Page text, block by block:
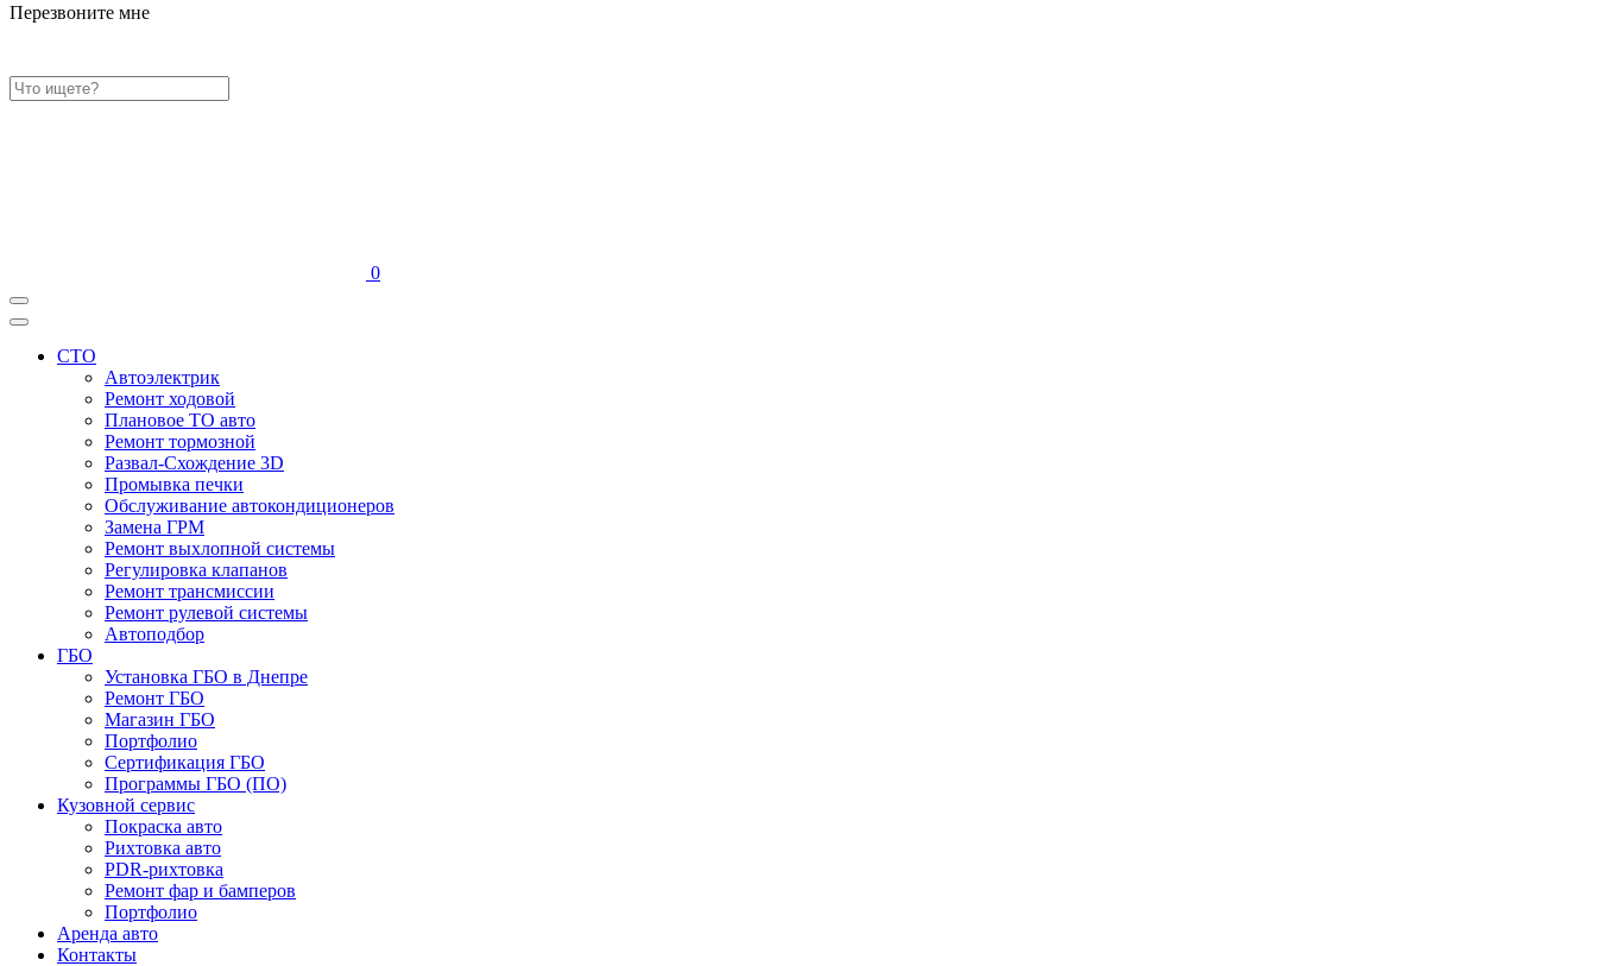
Перезвоните мне
0
СТО
Автоэлектрик
Ремонт ходовой
Плановое ТО авто
Ремонт тормозной
Развал-Схождение 3D
Промывка печки
Обслуживание автокондиционеров
Замена ГРМ
Ремонт выхлопной системы
Регулировка клапанов
Ремонт трансмиссии
Ремонт рулевой системы
Автоподбор
ГБО
Установка ГБО в Днепре
Ремонт ГБО
Магазин ГБО
Портфолио
Сертификация ГБО
Программы ГБО (ПО)
Кузовной сервис
Покраска авто
Рихтовка авто
PDR-рихтовка
Ремонт фар и бамперов
Портфолио
Аренда авто
Контакты